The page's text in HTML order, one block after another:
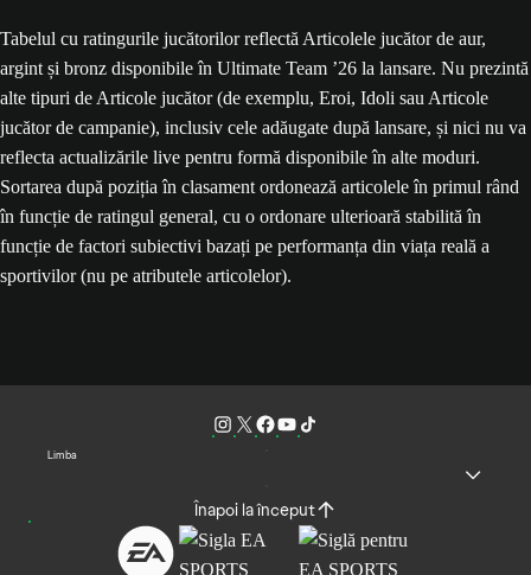
Tabelul cu ratingurile jucătorilor reflectă Articolele jucător de aur,
argint și bronz disponibile în Ultimate Team ’26 la lansare. Nu prezintă
alte tipuri de Articole jucător (de exemplu, Eroi, Idoli sau Articole
jucător de campanie), inclusiv cele adăugate după lansare, și nici nu va
reflecta actualizările live pentru formă disponibile în alte moduri.
Sortarea după poziția în clasament ordonează articolele în primul rând
în funcție de ratingul general, cu o ordonare ulterioară stabilită în
funcție de factori subiectivi bazați pe performanța din viața reală a
sportivilor (nu pe atributele articolelor).
Limba
Înapoi la început